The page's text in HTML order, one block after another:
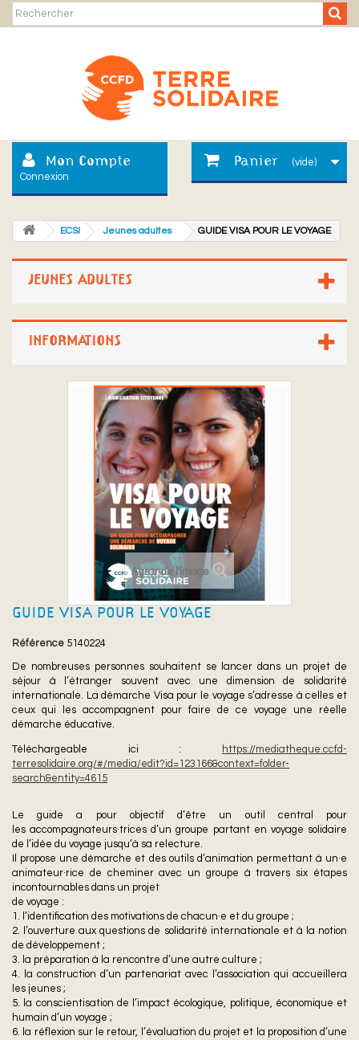
Mon Compte
Connexion
Panier (vide)
ECSI Jeunes adultes GUIDE VISA POUR LE VOYAGE
JEUNES ADULTES
INFORMATIONS
Agrandir l'image
GUIDE VISA POUR LE VOYAGE
Référence 5140224
De nombreuses personnes souhaitent se lancer dans un projet de
séjour à l’étranger souvent avec une dimension de solidarité
internationale. La démarche Visa pour le voyage s’adresse à celles et
ceux qui les accompagnent pour faire de ce voyage une réelle
démarche éducative.
Téléchargeable ici :
https://mediatheque.ccfd-
terresolidaire.org/#/media/edit?id=123166&context=folder-
search&entity=4615
Le guide a pour objectif d’être un outil central pour
les accompagnateurs·trices d’un groupe partant en voyage solidaire
de l’idée du voyage jusqu’à sa relecture.
Il propose une démarche et des outils d’animation permettant à un·e
animateur·rice de cheminer avec un groupe à travers six étapes
incontournables dans un projet
de voyage :
1. l’identification des motivations de chacun·e et du groupe ;
2. l’ouverture aux questions de solidarité internationale et à la notion
de développement ;
3. la préparation à la rencontre d’une autre culture ;
4. la construction d’un partenariat avec l’association qui accueillera
les jeunes ;
5. la conscientisation de l’impact écologique, politique, économique et
humain d’un voyage ;
6. la réflexion sur le retour, l’évaluation du projet et la proposition d’une